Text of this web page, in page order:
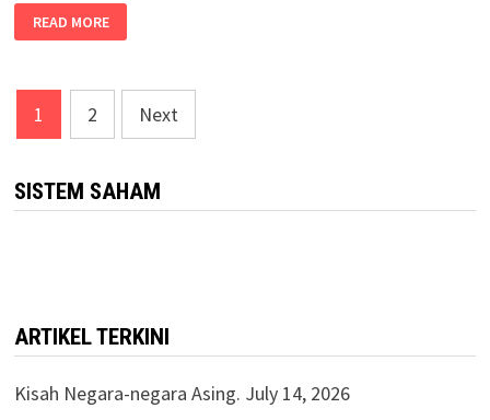
READ MORE
Posts
pagination
1 2 Next
SISTEM SAHAM
ARTIKEL TERKINI
Kisah Negara-negara Asing. July 14, 2026